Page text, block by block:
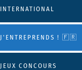
INTERNATIONAL
J'ENTREPRENDS ! 🇫🇷
JEUX CONCOURS